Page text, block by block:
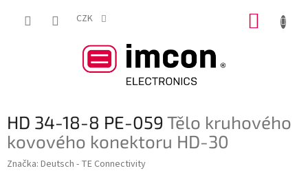
CZK
HD 34-18-8 PE-059 Tělo kruhového
kovového konektoru HD-30
Značka: Deutsch - TE Connectivity